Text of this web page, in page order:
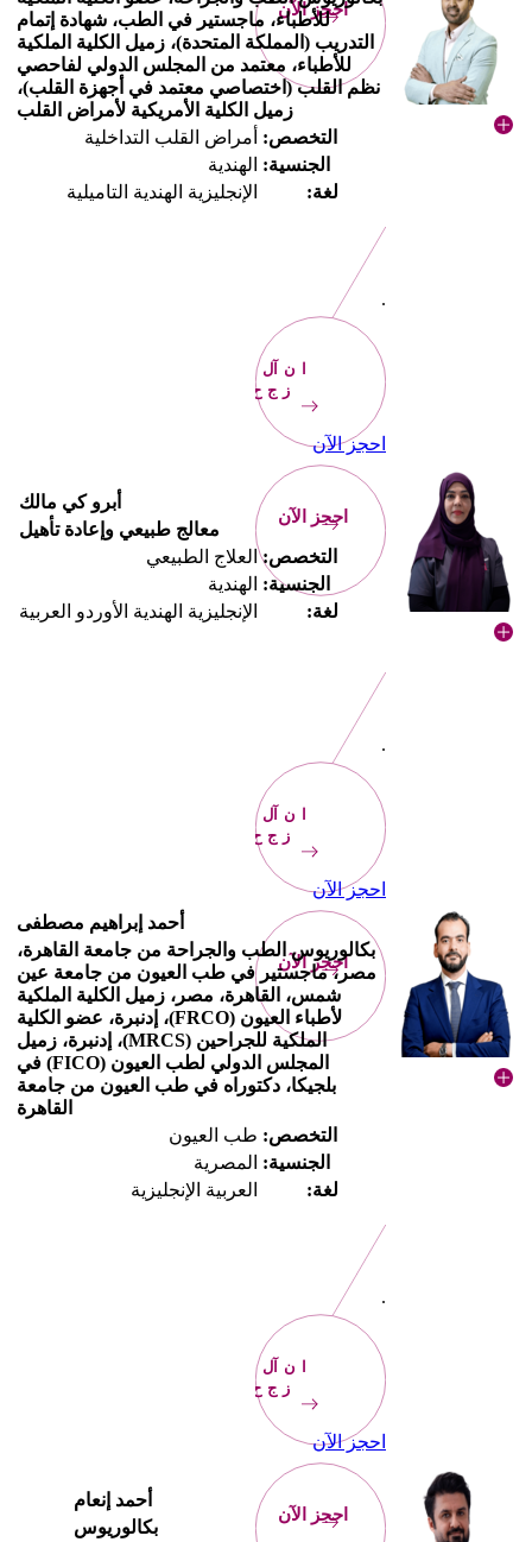
احجز الآن
للأطباء، ماجستير في الطب، شهادة إتمام
التدريب (المملكة المتحدة)، زميل الكلية الملكية
للأطباء، معتمد من المجلس الدولي لفاحصي
نظم القلب (اختصاصي معتمد في أجهزة القلب)،
زميل الكلية الأمريكية لأمراض القلب
التخصص: أمراض القلب التداخلية
الجنسية: الهندية
لغة:
الإنجليزية الهندية التاميلية
.
احجز
الآن
احجز الآن
احجز الآن
أبرو كي مالك
معالج طبيعي وإعادة تأهيل
التخصص: العلاج الطبيعي
الجنسية: الهندية
لغة:
الإنجليزية الهندية الأوردو العربية
.
احجز
الآن
احجز الآن
احجز الآن
أحمد إبراهيم مصطفى
بكالوريوس الطب والجراحة من جامعة القاهرة،
مصر، ماجستير في طب العيون من جامعة عين
شمس، القاهرة، مصر، زميل الكلية الملكية
لأطباء العيون (FRCO)، إدنبرة، عضو الكلية
الملكية للجراحين (MRCS)، إدنبرة، زميل
المجلس الدولي لطب العيون (FICO) في
بلجيكا، دكتوراه في طب العيون من جامعة
القاهرة
التخصص: طب العيون
الجنسية: المصرية
لغة:
العربية الإنجليزية
.
احجز
الآن
احجز الآن
احجز الآن
أحمد إنعام
بكالوريوس